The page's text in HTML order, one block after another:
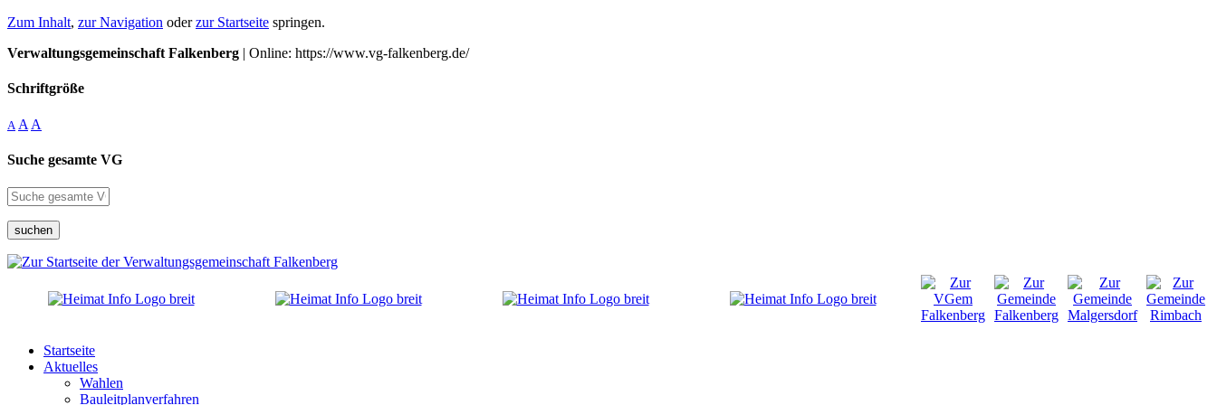
Zum Inhalt, zur Navigation oderzur Startseite springen.
Verwaltungsgemeinschaft Falkenberg | Online: https://www.vg-falkenberg.de/
Schriftgröße
A A A
Suche gesamte VG
suchen
Startseite
Aktuelles
Wahlen
Bauleitplanverfahren